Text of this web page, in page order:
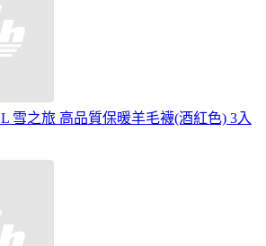
雪之旅 高品質保暖羊毛襪(酒紅色) 3入